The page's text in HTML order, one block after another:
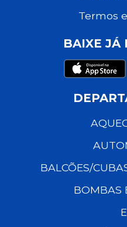
Termos
BAIXE JÁ
BALCÕES/
BOMBAS